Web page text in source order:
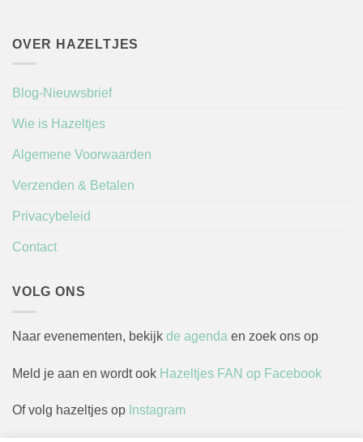
OVER HAZELTJES
Blog-Nieuwsbrief
Wie is Hazeltjes
Algemene Voorwaarden
Verzenden & Betalen
Privacybeleid
Contact
VOLG ONS
Naar evenementen, bekijk de agenda en zoek ons op
Meld je aan en wordt ook Hazeltjes FAN op Facebook
Of volg hazeltjes op Instagram